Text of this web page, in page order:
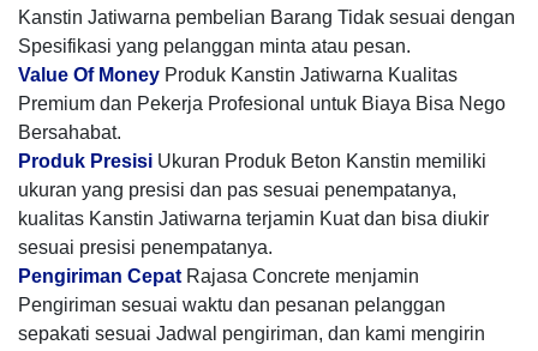
Kanstin Jatiwarna pembelian Barang Tidak sesuai dengan
Spesifikasi yang pelanggan minta atau pesan.
Value Of Money Produk Kanstin Jatiwarna Kualitas
Premium dan Pekerja Profesional untuk Biaya Bisa Nego
Bersahabat.
Produk Presisi Ukuran Produk Beton Kanstin memiliki
ukuran yang presisi dan pas sesuai penempatanya,
kualitas Kanstin Jatiwarna terjamin Kuat dan bisa diukir
sesuai presisi penempatanya.
Pengiriman Cepat Rajasa Concrete menjamin
Pengiriman sesuai waktu dan pesanan pelanggan
sepakati sesuai Jadwal pengiriman, dan kami mengirin